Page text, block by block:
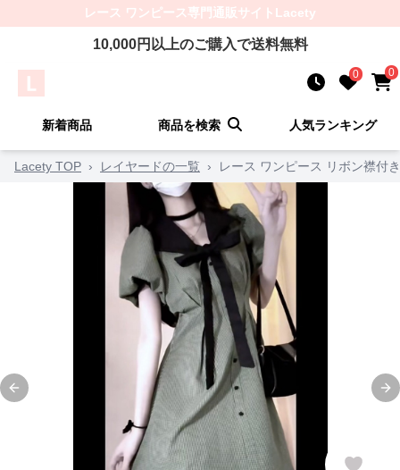
レース ワンピース専門通販サイト Lacety
10,000円以上のご購入で送料無料
0 0
新着商品 商品を検索 人気ランキング
Lacety TOP › レイヤードの一覧 › レース ワンピース リボン襟付
Previous slide